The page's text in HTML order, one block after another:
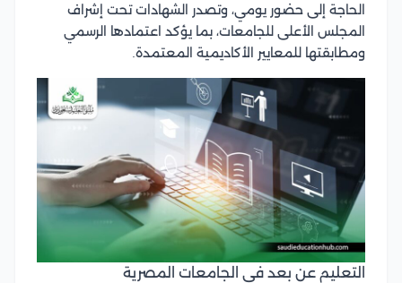
الحاجة إلى حضور يومي، وتصدر الشهادات تحت إشراف
المجلس الأعلى للجامعات، بما يؤكد اعتمادها الرسمي
ومطابقتها للمعايير الأكاديمية المعتمدة.
التعليم عن بعد في الجامعات المصرية